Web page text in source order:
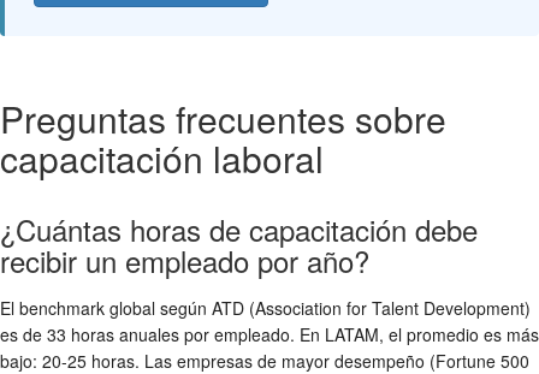
Preguntas frecuentes sobre
capacitación laboral
¿Cuántas horas de capacitación debe
recibir un empleado por año?
El benchmark global según ATD (Association for Talent Development)
es de 33 horas anuales por empleado. En LATAM, el promedio es más
bajo: 20-25 horas. Las empresas de mayor desempeño (Fortune 500